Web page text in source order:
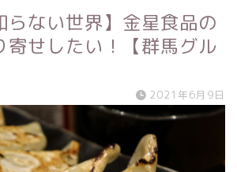
らない世界】金星食品の
寄せしたい！【群馬グル
2021年6月9日